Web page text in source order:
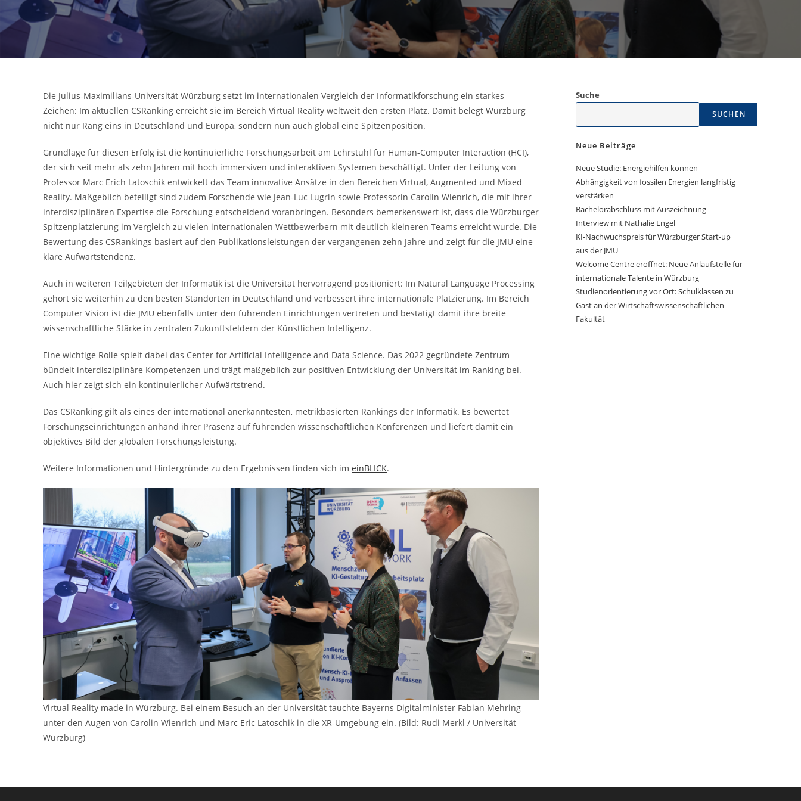
Die Julius-Maximilians-Universität Würzburg setzt im internationalen Vergleich der Informatikforschung ein starkes
Zeichen: Im aktuellen CSRanking erreicht sie im Bereich Virtual Reality weltweit den ersten Platz. Damit belegt Würzburg
nicht nur Rang eins in Deutschland und Europa, sondern nun auch global eine Spitzenposition.
Grundlage für diesen Erfolg ist die kontinuierliche Forschungsarbeit am Lehrstuhl für Human-Computer Interaction (HCI),
der sich seit mehr als zehn Jahren mit hoch immersiven und interaktiven Systemen beschäftigt. Unter der Leitung von
Professor Marc Erich Latoschik entwickelt das Team innovative Ansätze in den Bereichen Virtual, Augmented und Mixed
Reality. Maßgeblich beteiligt sind zudem Forschende wie Jean-Luc Lugrin sowie Professorin Carolin Wienrich, die mit ihrer
interdisziplinären Expertise die Forschung entscheidend voranbringen. Besonders bemerkenswert ist, dass die Würzburger
Spitzenplatzierung im Vergleich zu vielen internationalen Wettbewerbern mit deutlich kleineren Teams erreicht wurde. Die
Bewertung des CSRankings basiert auf den Publikationsleistungen der vergangenen zehn Jahre und zeigt für die JMU eine
klare Aufwärtstendenz.
Auch in weiteren Teilgebieten der Informatik ist die Universität hervorragend positioniert: Im Natural Language Processing
gehört sie weiterhin zu den besten Standorten in Deutschland und verbessert ihre internationale Platzierung. Im Bereich
Computer Vision ist die JMU ebenfalls unter den führenden Einrichtungen vertreten und bestätigt damit ihre breite
wissenschaftliche Stärke in zentralen Zukunftsfeldern der Künstlichen Intelligenz.
Eine wichtige Rolle spielt dabei das Center for Artificial Intelligence and Data Science. Das 2022 gegründete Zentrum
bündelt interdisziplinäre Kompetenzen und trägt maßgeblich zur positiven Entwicklung der Universität im Ranking bei.
Auch hier zeigt sich ein kontinuierlicher Aufwärtstrend.
Das CSRanking gilt als eines der international anerkanntesten, metrikbasierten Rankings der Informatik. Es bewertet
Forschungseinrichtungen anhand ihrer Präsenz auf führenden wissenschaftlichen Konferenzen und liefert damit ein
objektives Bild der globalen Forschungsleistung.
Weitere Informationen und Hintergründe zu den Ergebnissen finden sich im einBLICK.
Virtual Reality made in Würzburg. Bei einem Besuch an der Universität tauchte Bayerns Digitalminister Fabian Mehring
unter den Augen von Carolin Wienrich und Marc Eric Latoschik in die XR-Umgebung ein. (Bild: Rudi Merkl / Universität
Würzburg)
Suche
SUCHEN
Neue Beiträge
Neue Studie: Energiehilfen können
Abhängigkeit von fossilen Energien langfristig
verstärken
Bachelorabschluss mit Auszeichnung –
Interview mit Nathalie Engel
KI-Nachwuchspreis für Würzburger Start-up
aus der JMU
Welcome Centre eröffnet: Neue Anlaufstelle für
internationale Talente in Würzburg
Studienorientierung vor Ort: Schulklassen zu
Gast an der Wirtschaftswissenschaftlichen
Fakultät